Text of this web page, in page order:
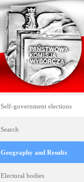
Self-government elections
Search
Geography and Results
Electoral bodies